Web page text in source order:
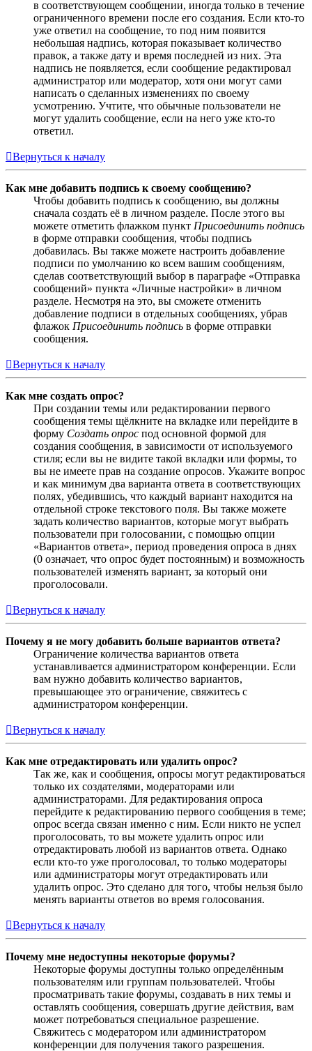
в соответствующем сообщении, иногда только в течение
ограниченного времени после его создания. Если кто-то
уже ответил на сообщение, то под ним появится
небольшая надпись, которая показывает количество
правок, а также дату и время последней из них. Эта
надпись не появляется, если сообщение редактировал
администратор или модератор, хотя они могут сами
написать о сделанных изменениях по своему
усмотрению. Учтите, что обычные пользователи не
могут удалить сообщение, если на него уже кто-то
ответил.
Вернуться к началу
Как мне добавить подпись к своему сообщению?
Чтобы добавить подпись к сообщению, вы должны
сначала создать её в личном разделе. После этого вы
можете отметить флажком пункт Присоединить подпись
в форме отправки сообщения, чтобы подпись
добавилась. Вы также можете настроить добавление
подписи по умолчанию ко всем вашим сообщениям,
сделав соответствующий выбор в параграфе «Отправка
сообщений» пункта «Личные настройки» в личном
разделе. Несмотря на это, вы сможете отменить
добавление подписи в отдельных сообщениях, убрав
флажок Присоединить подпись в форме отправки
сообщения.
Вернуться к началу
Как мне создать опрос?
При создании темы или редактировании первого
сообщения темы щёлкните на вкладке или перейдите в
форму Создать опрос под основной формой для
создания сообщения, в зависимости от используемого
стиля; если вы не видите такой вкладки или формы, то
вы не имеете прав на создание опросов. Укажите вопрос
и как минимум два варианта ответа в соответствующих
полях, убедившись, что каждый вариант находится на
отдельной строке текстового поля. Вы также можете
задать количество вариантов, которые могут выбрать
пользователи при голосовании, с помощью опции
«Вариантов ответа», период проведения опроса в днях
(0 означает, что опрос будет постоянным) и возможность
пользователей изменять вариант, за который они
проголосовали.
Вернуться к началу
Почему я не могу добавить больше вариантов ответа?
Ограничение количества вариантов ответа
устанавливается администратором конференции. Если
вам нужно добавить количество вариантов,
превышающее это ограничение, свяжитесь с
администратором конференции.
Вернуться к началу
Как мне отредактировать или удалить опрос?
Так же, как и сообщения, опросы могут редактироваться
только их создателями, модераторами или
администраторами. Для редактирования опроса
перейдите к редактированию первого сообщения в теме;
опрос всегда связан именно с ним. Если никто не успел
проголосовать, то вы можете удалить опрос или
отредактировать любой из вариантов ответа. Однако
если кто-то уже проголосовал, то только модераторы
или администраторы могут отредактировать или
удалить опрос. Это сделано для того, чтобы нельзя было
менять варианты ответов во время голосования.
Вернуться к началу
Почему мне недоступны некоторые форумы?
Некоторые форумы доступны только определённым
пользователям или группам пользователей. Чтобы
просматривать такие форумы, создавать в них темы и
оставлять сообщения, совершать другие действия, вам
может потребоваться специальное разрешение.
Свяжитесь с модератором или администратором
конференции для получения такого разрешения.